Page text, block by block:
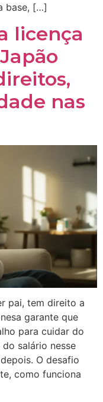
base, […]
licença
nas
pai, tem direito a
garante que
para cuidar do
salário nesse
O desafio
como funciona